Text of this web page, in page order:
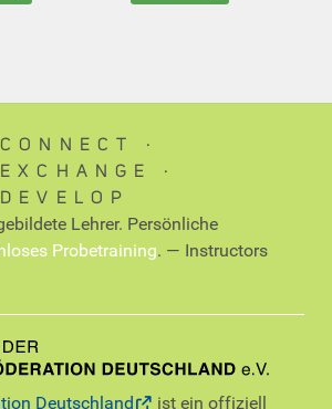
CONNECT ∙
EXCHANGE ∙
DEVELOP
Lehrer. Persönliche
Probetraining. — Instructors
Deutschland ist ein offiziell